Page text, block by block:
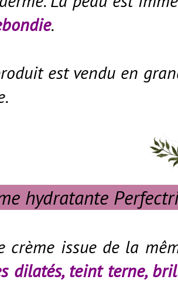
.
est vendu en
hydratante
crème issue de la
dilatés, teint terne,